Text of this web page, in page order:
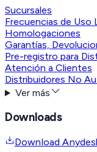
Sucursales
Frecuencias de Uso
Homologaciones
Garantías,
Pre-registro para
Atención a Clientes
Distribuidores No
Ver más
Downloads
Download